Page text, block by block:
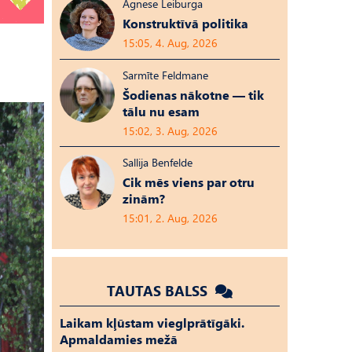
Agnese Leiburga
Konstruktīvā politika
15:05, 4. Aug, 2026
Sarmīte Feldmane
Šodienas nākotne — tik
tālu nu esam
15:02, 3. Aug, 2026
Sallija Benfelde
Cik mēs viens par otru
zinām?
15:01, 2. Aug, 2026
TAUTAS BALSS
Laikam kļūstam vieglprātīgāki.
Apmaldamies mežā